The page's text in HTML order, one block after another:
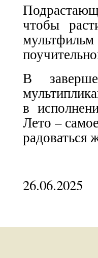
чтобы
В
в
Лето –
радоваться
26.06.2025